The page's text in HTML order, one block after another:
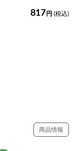
817 円 (税込)
商品情報